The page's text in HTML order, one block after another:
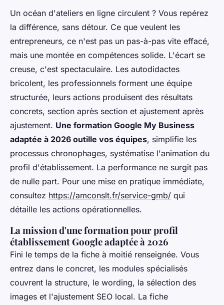
Un océan d'ateliers en ligne circulent ? Vous repérez
la différence, sans détour. Ce que veulent les
entrepreneurs, ce n'est pas un pas-à-pas vite effacé,
mais une montée en compétences solide. L'écart se
creuse, c'est spectaculaire. Les autodidactes
bricolent, les professionnels forment une équipe
structurée, leurs actions produisent des résultats
concrets, section après section et ajustement après
ajustement. Une formation Google My Business
adaptée à 2026 outille vos équipes, simplifie les
processus chronophages, systématise l'animation du
profil d'établissement. La performance ne surgit pas
de nulle part. Pour une mise en pratique immédiate,
consultez https://amconslt.fr/service-gmb/ qui
détaille les actions opérationnelles.
La mission d'une formation pour profil
établissement Google adaptée à 2026
Fini le temps de la fiche à moitié renseignée. Vous
entrez dans le concret, les modules spécialisés
couvrent la structure, le wording, la sélection des
images et l'ajustement SEO local. La fiche